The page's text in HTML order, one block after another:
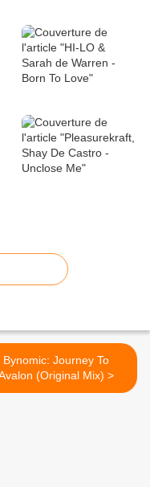
Bynomic: Journey To
Avalon (Original Mix) >